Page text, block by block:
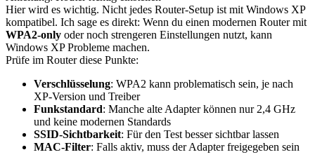
Hier wird es wichtig. Nicht jedes Router-Setup ist mit Windows XP
kompatibel. Ich sage es direkt: Wenn du einen modernen Router mit
WPA2-only oder noch strengeren Einstellungen nutzt, kann
Windows XP Probleme machen.
Prüfe im Router diese Punkte:
Verschlüsselung: WPA2 kann problematisch sein, je nach
XP-Version und Treiber
Funkstandard: Manche alte Adapter können nur 2,4 GHz
und keine modernen Standards
SSID-Sichtbarkeit: Für den Test besser sichtbar lassen
MAC-Filter: Falls aktiv, muss der Adapter freigegeben sein